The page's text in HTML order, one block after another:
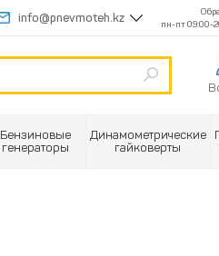
info@pnevmoteh.kz
пн-пт 09:00-
Бензиновые
генераторы
Динамометрические
гайковерты